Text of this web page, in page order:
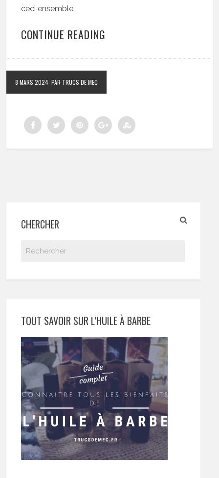
ceci ensemble.
CONTINUE READING
8 MARS 2024 PAR TRUCS DE MEC
CHERCHER
TOUT SAVOIR SUR L’HUILE À BARBE